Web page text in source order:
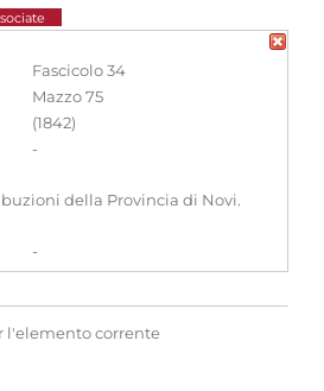
Fascicolo 34
Mazzo 75
(1842)
-
della Provincia di Novi.
-
l'elemento corrente